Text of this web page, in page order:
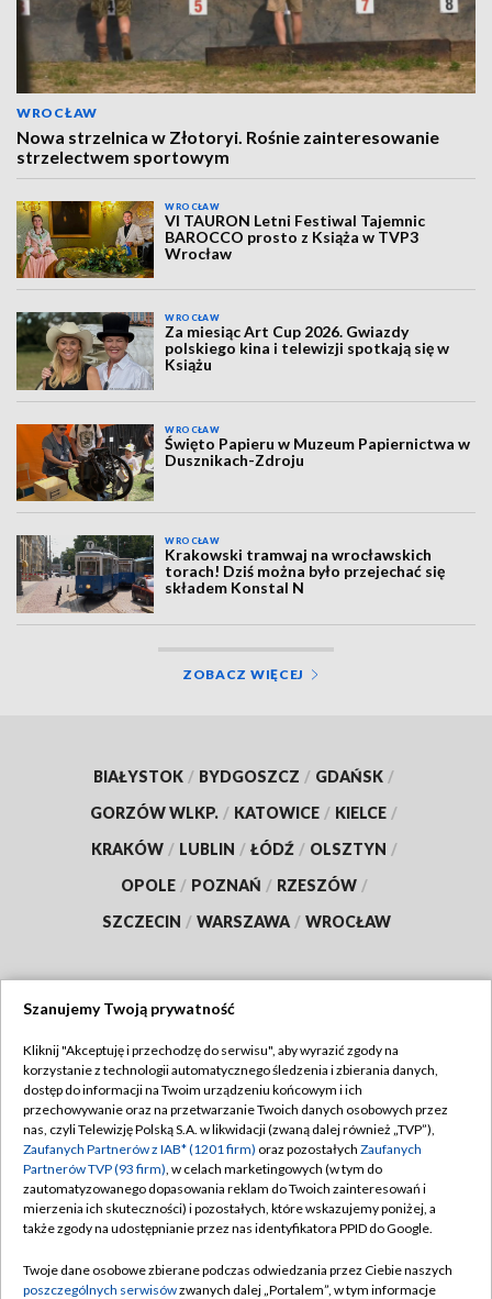
WROCŁAW
Nowa strzelnica w Złotoryi. Rośnie zainteresowanie
strzelectwem sportowym
WROCŁAW
VI TAURON Letni Festiwal Tajemnic
BAROCCO prosto z Książa w TVP3
Wrocław
WROCŁAW
Za miesiąc Art Cup 2026. Gwiazdy
polskiego kina i telewizji spotkają się w
Książu
WROCŁAW
Święto Papieru w Muzeum Papiernictwa w
Dusznikach-Zdroju
WROCŁAW
Krakowski tramwaj na wrocławskich
torach! Dziś można było przejechać się
składem Konstal N
ZOBACZ WIĘCEJ
BIAŁYSTOK / BYDGOSZCZ / GDAŃSK /
GORZÓW WLKP. / KATOWICE / KIELCE /
KRAKÓW / LUBLIN / ŁÓDŹ / OLSZTYN /
OPOLE / POZNAŃ / RZESZÓW /
SZCZECIN / WARSZAWA / WROCŁAW
TVP
Abonament TVP
Emisja w TVP
Centrum informacji TVP
Naziemna Telewizja Cyfrowa
Rada Programowa
Regulamin TVP
Polityka prywatności
Moje zgody
Pomoc
Kontakt
Szanujemy Twoją prywatność
Kliknij "Akceptuję i przechodzę do serwisu", aby wyrazić zgody na
korzystanie z technologii automatycznego śledzenia i zbierania danych,
dostęp do informacji na Twoim urządzeniu końcowym i ich
przechowywanie oraz na przetwarzanie Twoich danych osobowych przez
nas, czyli Telewizję Polską S.A. w likwidacji (zwaną dalej również „TVP”),
Zaufanych Partnerów z IAB* (1201 firm) oraz pozostałych Zaufanych
Partnerów TVP (93 firm), w celach marketingowych (w tym do
zautomatyzowanego dopasowania reklam do Twoich zainteresowań i
mierzenia ich skuteczności) i pozostałych, które wskazujemy poniżej, a
także zgody na udostępnianie przez nas identyfikatora PPID do Google.
Twoje dane osobowe zbierane podczas odwiedzania przez Ciebie naszych
poszczególnych serwisówzwanych dalej „Portalem”, w tym informacje